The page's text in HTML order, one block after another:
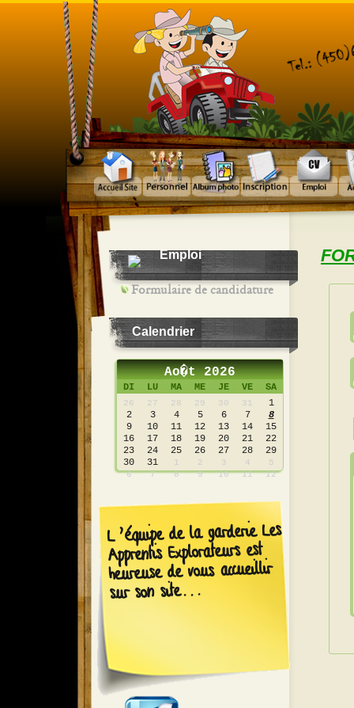
Emploi
Formulaire de candidature
Calendrier
Ao�t 2026
DI LU MA ME JE VE SA
26 27 28 29 30 31
1
2
3 4 5 6 7
8
9
10 11 12 13 14
15
16
17 18 19 20 21
22
23
24 25 26 27 28
29
30
31 1 2 3 4
5
6
7 8 9 10 11 12
L’équipe de la garderie Les
Apprentis Explorateurs est
heureuse de vous accueillir
sur son site...